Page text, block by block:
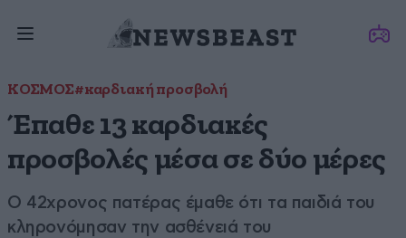
ΚΟΣΜΟΣ#καρδιακή προσβολή
Έπαθε 13 καρδιακές
προσβολές μέσα σε δύο μέρες
Ο 42χρονος πατέρας έμαθε ότι τα παιδιά του
κληρονόμησαν την ασθένειά του